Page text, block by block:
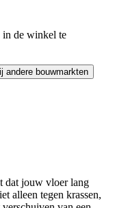
in de winkel te
andere bouwmarkten
dat jouw vloer lang
alleen tegen krassen,